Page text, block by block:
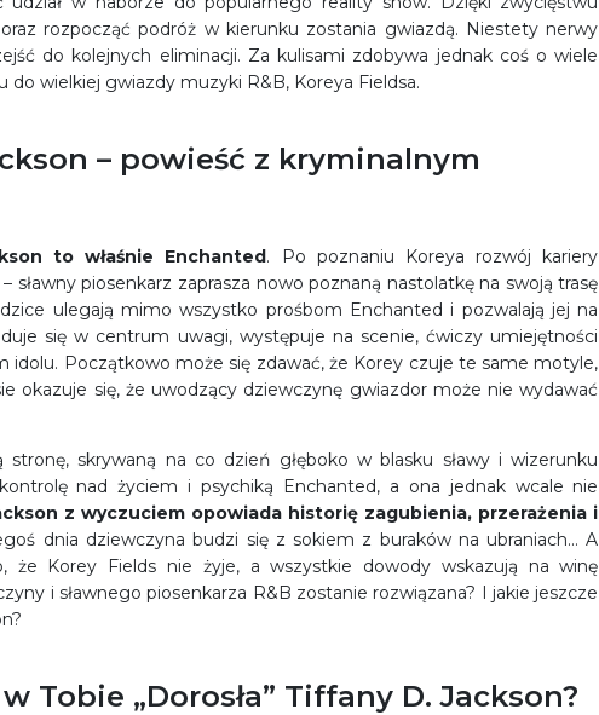
rozpocząć podróż w kierunku zostania gwiazdą. Niestety nerwy
do kolejnych eliminacji. Za kulisami zdobywa jednak coś o wiele
wielkiej gwiazdy muzyki R&B, Koreya Fieldsa.
– powieść z kryminalnym
to właśnie Enchanted. Po poznaniu Koreya rozwój kariery
sławny piosenkarz zaprasza nowo poznaną nastolatkę na swoją trasę
ulegają mimo wszystko prośbom Enchanted i pozwalają jej na
się w centrum uwagi, występuje na scenie, ćwiczy umiejętności
idolu. Początkowo może się zdawać, że Korey czuje te same motyle,
okazuje się, że uwodzący dziewczynę gwiazdor może nie wydawać
skrywaną na co dzień głęboko w blasku sławy i wizerunku
nad życiem i psychiką Enchanted, a ona jednak wcale nie
z wyczuciem opowiada historię zagubienia, przerażenia i
dnia dziewczyna budzi się z sokiem z buraków na ubraniach… A
Korey Fields nie żyje, a wszystkie dowody wskazują na winę
i sławnego piosenkarza R&B zostanie rozwiązana? I jakie jeszcze
Tobie „Dorosła” Tiffany D. Jackson?